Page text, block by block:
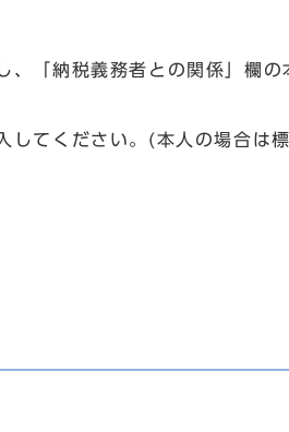
「納税義務者との関係」欄
てください。(本人の場合は